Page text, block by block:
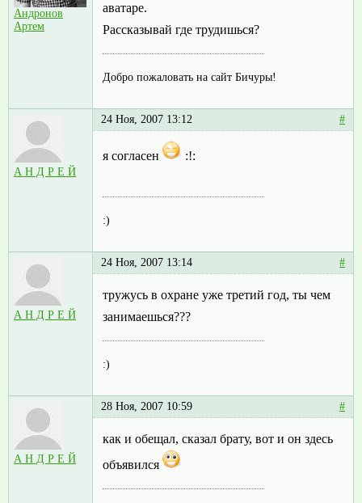
Андронов
Артем
аватаре.
Рассказывай где трудишься?
Добро пожаловать на сайт Бичуры!
А Н Д Р Е Й
24 Ноя, 2007 13:12 #
я согласен :!:
:)
А Н Д Р Е Й
24 Ноя, 2007 13:14 #
тружусь в охране уже третий год, ты чем
занимаешься???
:)
А Н Д Р Е Й
28 Ноя, 2007 10:59 #
как и обещал, сказал брату, вот и он здесь
объявился